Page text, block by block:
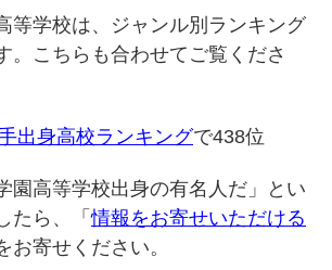
等学校は、ジャンル別ランキング
。こちらも合わせてご覧くださ
出身高校ランキングで438位
園高等学校出身の有名人だ」とい
たら、「情報をお寄せいただける
お寄せください。